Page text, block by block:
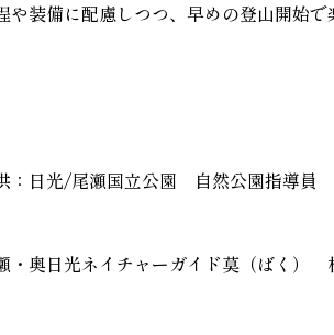
や装備に配慮しつつ、早めの登山開始で
：日光/尾瀬国立公園 自然公園指導員
・奥日光ネイチャーガイド莫（ばく）